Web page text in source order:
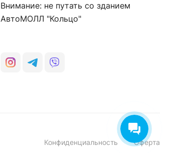
Внимание: не путать со зданием
АвтоМОЛЛ "Кольцо"
Конфиденциальность Оферта